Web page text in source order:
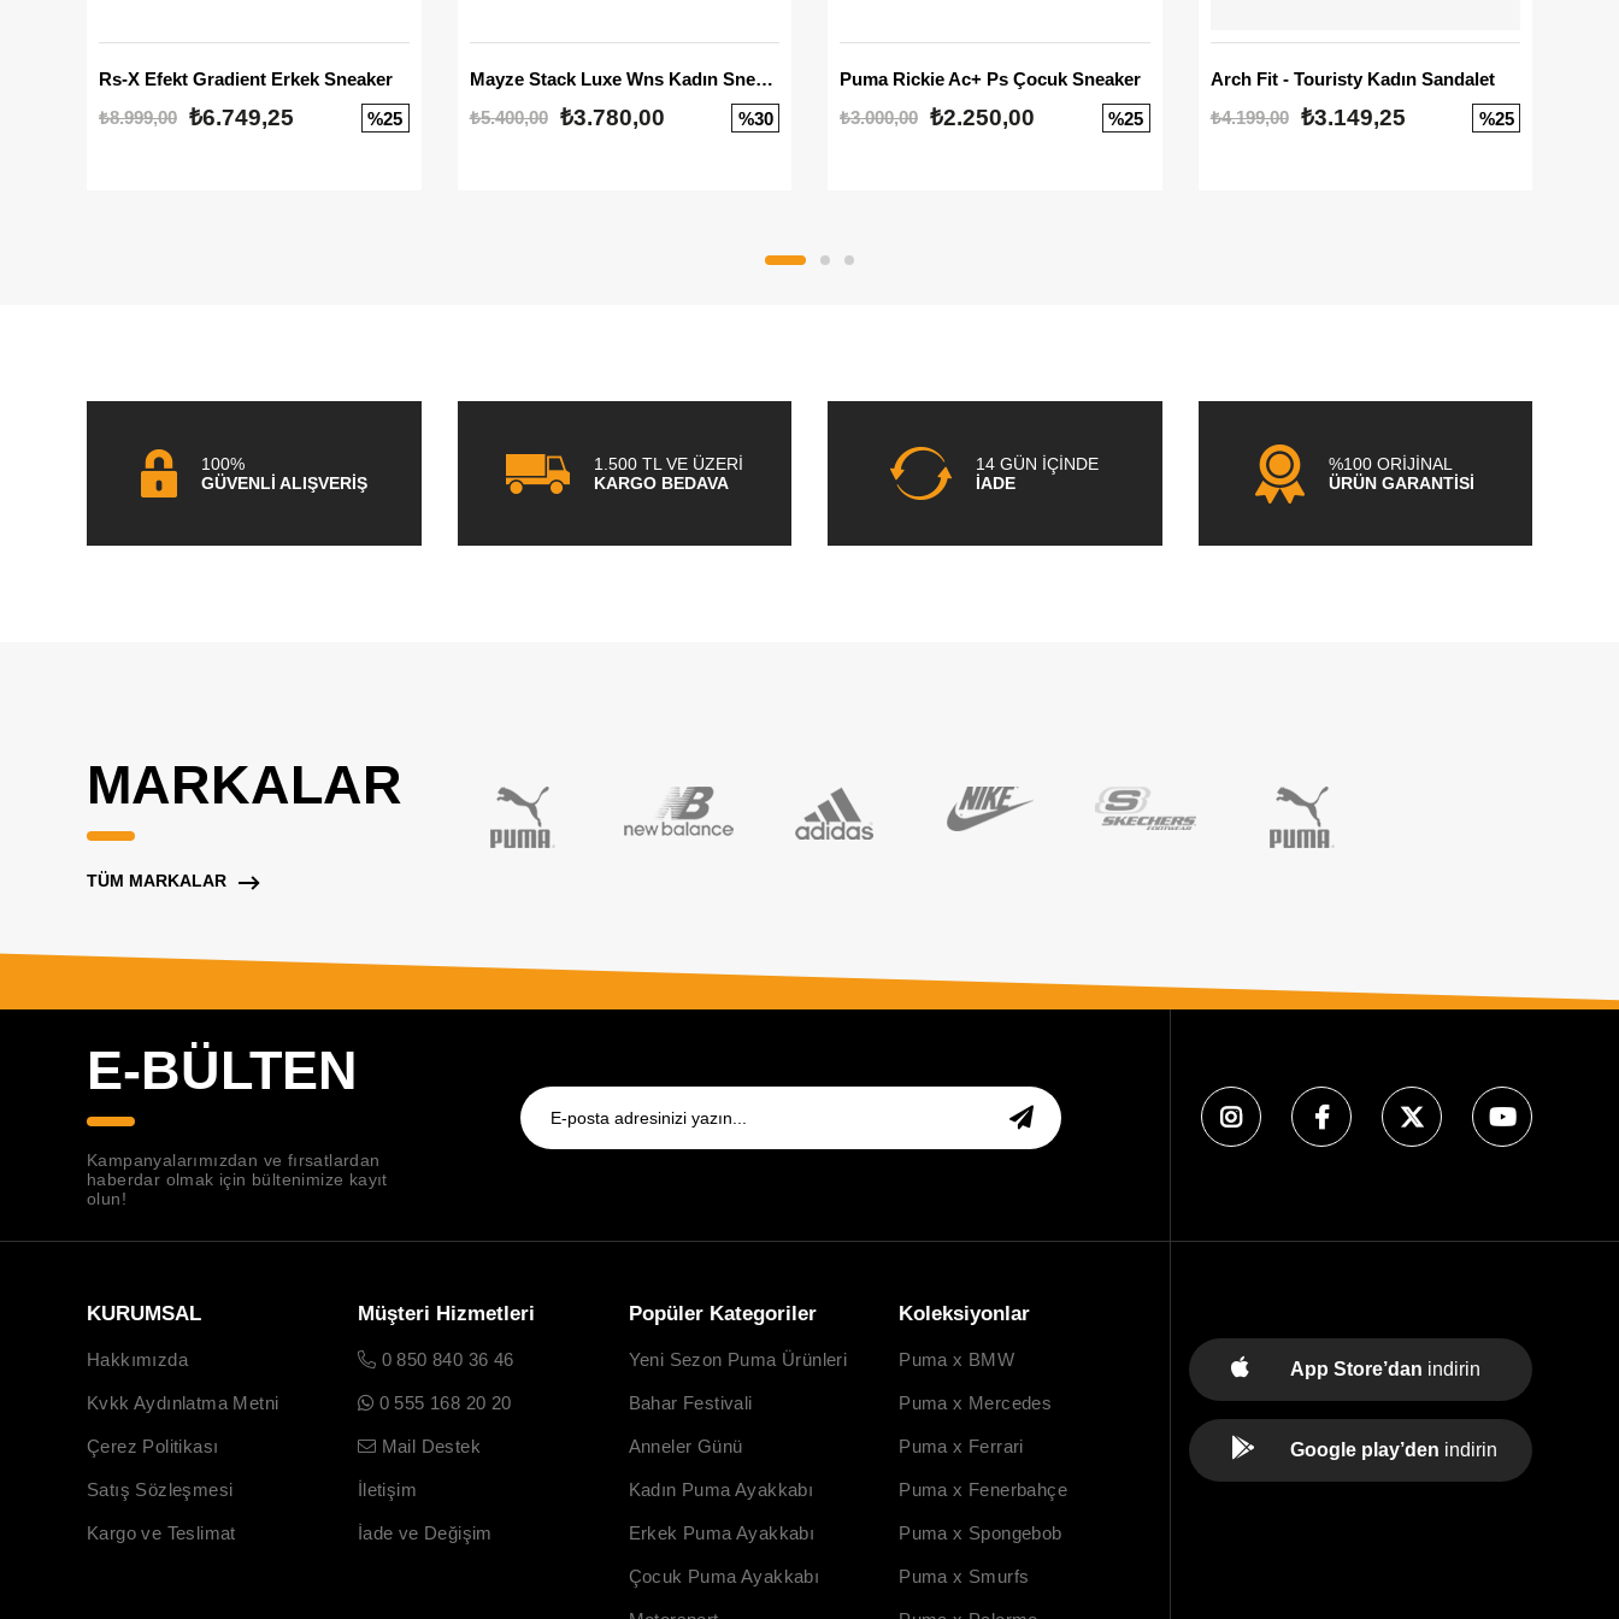
Rs-X Efekt Gradient Erkek Sneaker
₺8.999,00 ₺6.749,25 %25
Mayze Stack Luxe Wns Kadın Sneaker
₺5.400,00
₺3.780,00 %30
Puma Rickie Ac+ Ps Çocuk Sneaker
₺3.000,00 ₺2.250,00 %25
Arch Fit - Touristy Kadın Sandalet
₺4.199,00
₺3.149,25 %25
100%
GÜVENLİ ALIŞVERİŞ
1.500 TL VE ÜZERİ
KARGO BEDAVA
14 GÜN İÇİNDE
İADE
%100 ORİJİNAL
ÜRÜN GARANTİSİ
MARKALAR
TÜM MARKALAR
E-BÜLTEN
Kampanyalarımızdan ve fırsatlardan
haberdar olmak için bültenimize kayıt
olun!
KURUMSAL
Hakkımızda
Kvkk Aydınlatma Metni
Çerez Politikası
Satış Sözleşmesi
Kargo ve Teslimat
Müşteri Hizmetleri
0 850 840 36 46
0 555 168 20 20
Mail Destek
İletişim
İade ve Değişim
Popüler Kategoriler
Yeni Sezon Puma Ürünleri
Bahar Festivali
Anneler Günü
Kadın Puma Ayakkabı
Erkek Puma Ayakkabı
Çocuk Puma Ayakkabı
Koleksiyonlar
Puma x BMW
Puma x Mercedes
Puma x Ferrari
Puma x Fenerbahçe
Puma x Spongebob
Puma x Smurfs
App Store’dan indirin
Google play’den indirin